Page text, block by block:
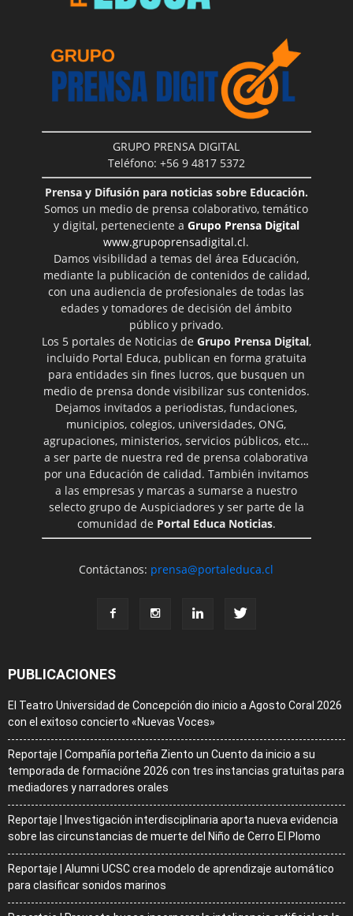
GRUPO PRENSA DIGITAL
Teléfono: +56 9 4817 5372
Prensa y Difusión para noticias sobre Educación.
Somos un medio de prensa colaborativo, temático
y digital, perteneciente a Grupo Prensa Digital
www.grupoprensadigital.cl.
Damos visibilidad a temas del área Educación,
mediante la publicación de contenidos de calidad,
con una audiencia de profesionales de todas las
edades y tomadores de decisión del ámbito
público y privado.
Los 5 portales de Noticias de Grupo Prensa Digital,
incluido Portal Educa, publican en forma gratuita
para entidades sin fines lucros, que busquen un
medio de prensa donde visibilizar sus contenidos.
Dejamos invitados a periodistas, fundaciones,
municipios, colegios, universidades, ONG,
agrupaciones, ministerios, servicios públicos, etc…
a ser parte de nuestra red de prensa colaborativa
por una Educación de calidad. También invitamos
a las empresas y marcas a sumarse a nuestro
selecto grupo de Auspiciadores y ser parte de la
comunidad de Portal Educa Noticias.
Contáctanos: prensa@portaleduca.cl
PUBLICACIONES
El Teatro Universidad de Concepción dio inicio a Agosto Coral 2026
con el exitoso concierto «Nuevas Voces»
Reportaje | Compañía porteña Ziento un Cuento da inicio a su
temporada de formacióne 2026 con tres instancias gratuitas para
mediadores y narradores orales
Reportaje | Investigación interdisciplinaria aporta nueva evidencia
sobre las circunstancias de muerte del Niño de Cerro El Plomo
Reportaje | Alumni UCSC crea modelo de aprendizaje automático
para clasificar sonidos marinos